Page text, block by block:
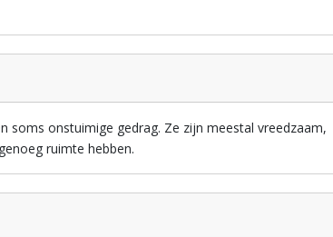
soms onstuimige gedrag. Ze zijn meestal vreedzaam,
ruimte hebben.